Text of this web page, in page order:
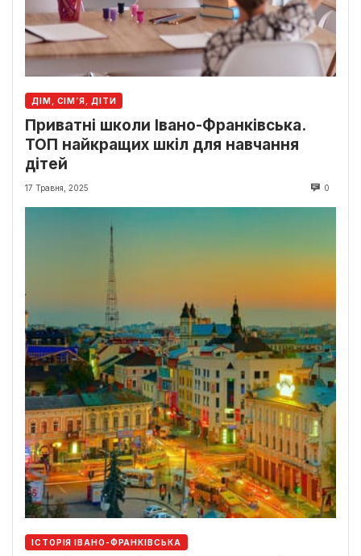
ДІМ, СІМ’Я, ДІТИ
Приватні школи Івано-Франківська.
ТОП найкращих шкіл для навчання
дітей
17 Травня, 2025 0
ІСТОРІЯ ІВАНО-ФРАНКІВСЬКА